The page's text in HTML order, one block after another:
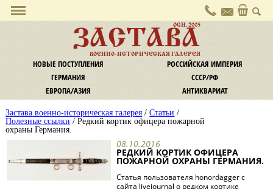
Политика конфиденциальности
Контакты
Комиссия
Экспертиза и оценка
Информация
Оплата
Обмен / Возврат
Новости
ОСН. 2005
ЗАСТАВА
ВОЕННО-ИСТОРИЧЕСКАЯ ГАЛЕРЕЯ
НОВЫЕ ПОСТУПЛЕНИЯ
РОССИЙСКАЯ ИМПЕРИЯ
ГЕРМАНИЯ
СССР/РФ
ЕВРОПА/АЗИЯ
АНТИКВАРИАТ
Застава военно-историческая галерея /Статьи /
Полезные ссылки / Редкий кортик офицера пожарной
охраны Германия.
08.10.2016
РЕДКИЙ КОРТИК ОФИЦЕРА
ПОЖАРНОЙ ОХРАНЫ ГЕРМАНИЯ.
Статья пользователя honordagger с
сайта livejournal о редком кортике